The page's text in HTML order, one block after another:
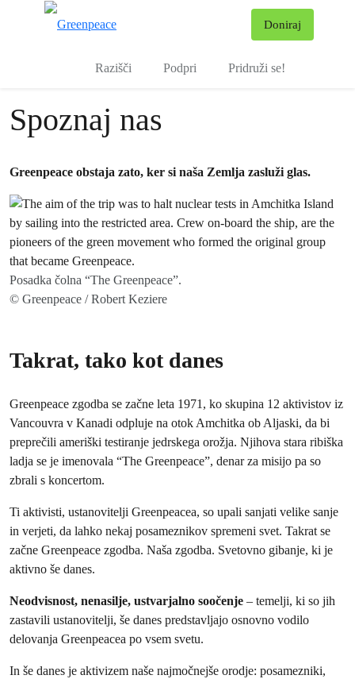
Doniraj
Razišči Podpri Pridruži se!
Spoznaj nas
Greenpeace obstaja zato, ker si naša Zemlja zasluži glas.
Posadka čolna “The Greenpeace”.
© Greenpeace / Robert Keziere
Takrat, tako kot danes
Greenpeace zgodba se začne leta 1971, ko skupina 12 aktivistov iz
Vancouvra v Kanadi odpluje na otok Amchitka ob Aljaski, da bi
preprečili ameriški testiranje jedrskega orožja. Njihova stara ribiška
ladja se je imenovala “The Greenpeace”, denar za misijo pa so
zbrali s koncertom.
Ti aktivisti, ustanovitelji Greenpeacea, so upali sanjati velike sanje
in verjeti, da lahko nekaj posameznikov spremeni svet. Takrat se
začne Greenpeace zgodba. Naša zgodba. Svetovno gibanje, ki je
aktivno še danes.
Neodvisnost, nenasilje, ustvarjalno soočenje – temelji, ki so jih
zastavili ustanovitelji, še danes predstavljajo osnovno vodilo
delovanja Greenpeacea po vsem svetu.
In še danes je aktivizem naše najmočnejše orodje: posamezniki,